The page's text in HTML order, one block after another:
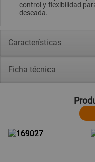
control y flexibilidad
deseada.
Características
Ficha técnica